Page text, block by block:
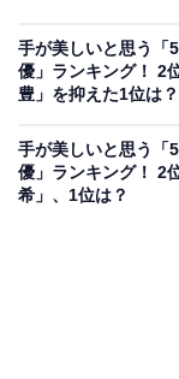
手が美しいと思う「
優」ランキング！ 2
豊」を抑えた1位は？
手が美しいと思う「
優」ランキング！ 2
希」、1位は？